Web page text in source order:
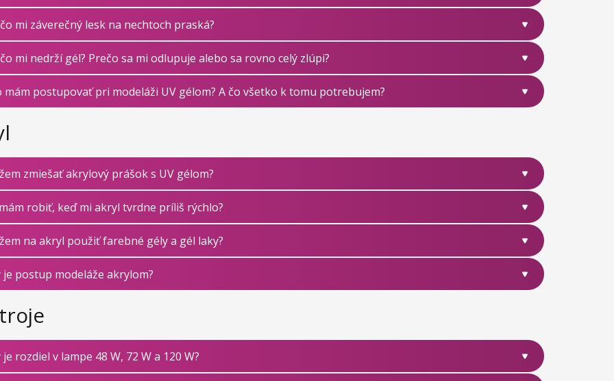
mi záverečný lesk na nechtoch praská?
mi nedrží gél? Prečo sa mi odlupuje alebo sa rovno celý zlúpi?
mám postupovať pri modeláži UV gélom? A čo všetko k tomu potrebujem?
zmiešať akrylový prášok s UV gélom?
robiť, keď mi akryl tvrdne príliš rýchlo?
na akryl použiť farebné gély a gél laky?
je postup modeláže akrylom?
je rozdiel v lampe 48 W, 72 W a 120 W?